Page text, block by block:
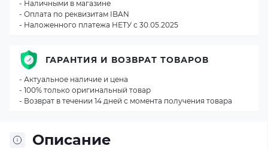
Описание
- Наличными в магазине
- Оплата по реквизитам IBAN
- Наложенного платежа НЕТУ с 30.05.2025
ГАРАНТИЯ И ВОЗВРАТ ТОВАРОВ
- Актуальное наличие и цена
- 100% только оригинальный товар
- Возврат в течении 14 дней с момента получения товара